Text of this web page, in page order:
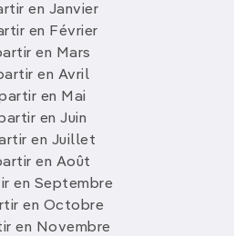
en Janvier
en Février
en Mars
en Avril
en Mai
en Juin
en Juillet
en Août
en Septembre
en Octobre
en Novembre